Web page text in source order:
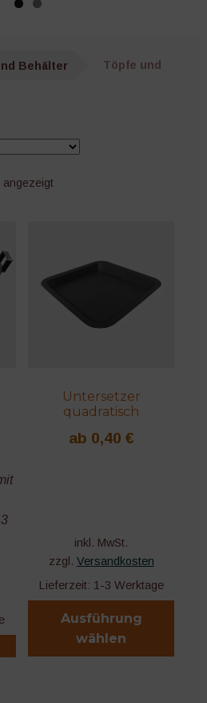
öffnen
Behälter
Töpfe und
angezeigt
Untersetzer
quadratisch
ab 0,40 €
inkl. MwSt.
zzgl. Versandkosten
Lieferzeit: 1-3 Werktage
Ausführung
wählen